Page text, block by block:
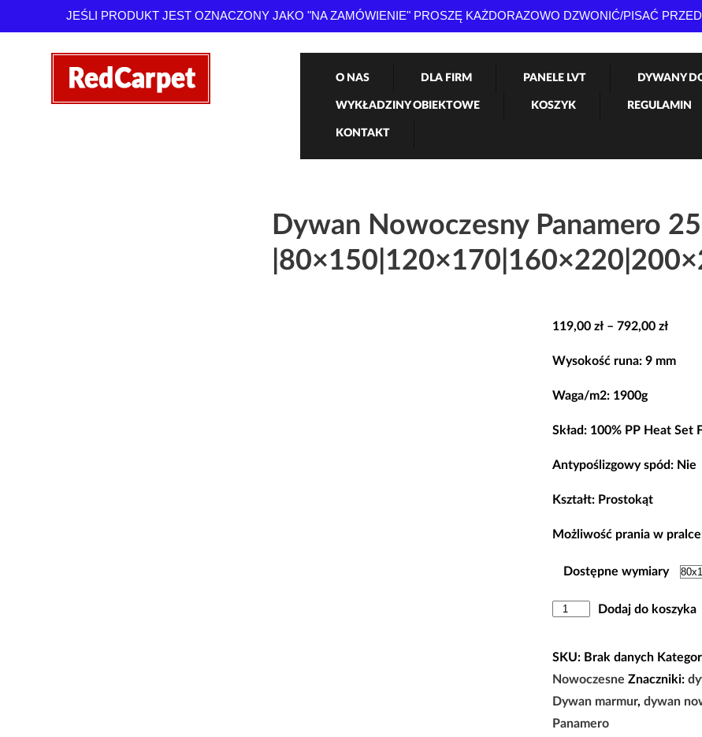
JEŚLI PRODUKT JEST OZNACZONY JAKO "NA ZAMÓWIENIE" PROSZĘ KAŻDORAZOWO DZWONIĆ/PISAĆ
O NAS DLA FIRM PANELE LVT DYWANY
WYKŁADZINY OBIEKTOWE KOSZYK REGULAMIN
KONTAKT
Dywan Nowoczesny Panamero
119,00 zł – 792,00 złZakres
Wysokość runa: 9 mm
Waga/m2: 1900g
Skład: 100% PP Heat Set
Antypoślizgowy spód: Nie
Kształt: Prostokąt
Możliwość prania w
Dostępne wymiary
ilość
Nowoczesny
Panamero
25
Beige
Dodaj do koszyka
SKU: Brak danych
Nowoczesne Znaczniki:
Dywan marmur, dywan
Panamero